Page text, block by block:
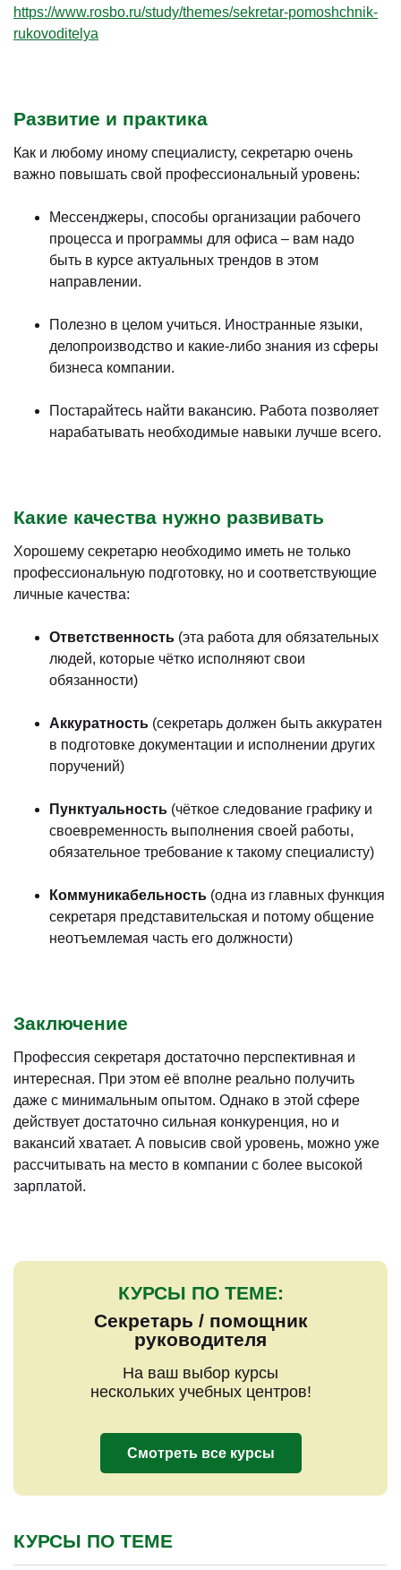
https://www.rosbo.ru/study/themes/sekretar-pomoshchnik-
rukovoditelya
Развитие и практика
Как и любому иному специалисту, секретарю очень
важно повышать свой профессиональный уровень:
Мессенджеры, способы организации рабочего
процесса и программы для офиса – вам надо
быть в курсе актуальных трендов в этом
направлении.
Полезно в целом учиться. Иностранные языки,
делопроизводство и какие-либо знания из сферы
бизнеса компании.
Постарайтесь найти вакансию. Работа позволяет
нарабатывать необходимые навыки лучше всего.
Какие качества нужно развивать
Хорошему секретарю необходимо иметь не только
профессиональную подготовку, но и соответствующие
личные качества:
Ответственность (эта работа для обязательных
людей, которые чётко исполняют свои
обязанности)
Аккуратность (секретарь должен быть аккуратен
в подготовке документации и исполнении других
поручений)
Пунктуальность (чёткое следование графику и
своевременность выполнения своей работы,
обязательное требование к такому специалисту)
Коммуникабельность (одна из главных функция
секретаря представительская и потому общение
неотъемлемая часть его должности)
Заключение
Профессия секретаря достаточно перспективная и
интересная. При этом её вполне реально получить
даже с минимальным опытом. Однако в этой сфере
действует достаточно сильная конкуренция, но и
вакансий хватает. А повысив свой уровень, можно уже
рассчитывать на место в компании с более высокой
зарплатой.
КУРСЫ ПО ТЕМЕ:
Секретарь / помощник
руководителя
На ваш выбор курсы
нескольких учебных центров!
Смотреть все курсы
КУРСЫ ПО ТЕМЕ